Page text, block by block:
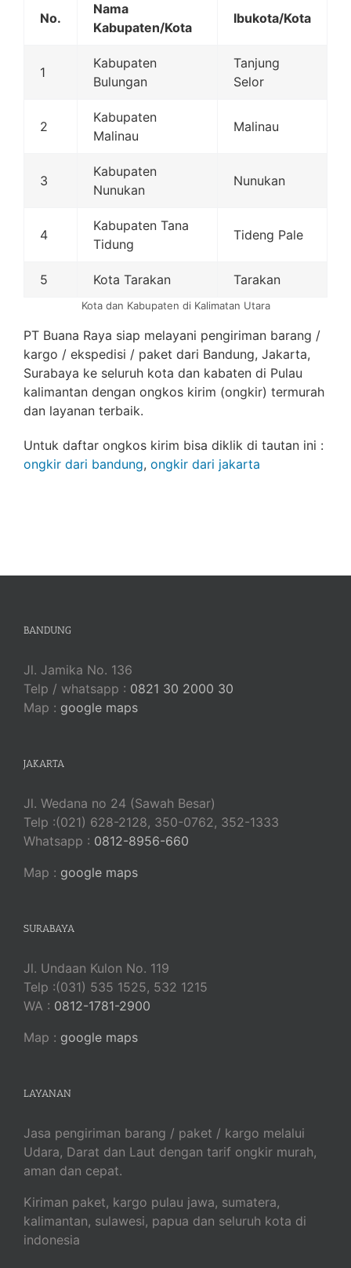
No.
Nama
Kabupaten/Kota
Ibukota/Kota
1
Kabupaten
Bulungan
Tanjung
Selor
2
Kabupaten
Malinau
Malinau
3
Kabupaten
Nunukan
Nunukan
4
Kabupaten Tana
Tidung
Tideng Pale
5 Kota Tarakan Tarakan
Kota dan Kabupaten di Kalimatan Utara
PT Buana Raya siap melayani pengiriman barang /
kargo / ekspedisi / paket dari Bandung, Jakarta,
Surabaya ke seluruh kota dan kabaten di Pulau
kalimantan dengan ongkos kirim (ongkir) termurah
dan layanan terbaik.
Untuk daftar ongkos kirim bisa diklik di tautan ini :
ongkir dari bandung, ongkir dari jakarta
BANDUNG
Jl. Jamika No. 136
Telp / whatsapp : 0821 30 2000 30
Map : google maps
JAKARTA
Jl. Wedana no 24 (Sawah Besar)
Telp :(021) 628-2128, 350-0762, 352-1333
Whatsapp : 0812-8956-660
Map : google maps
SURABAYA
Jl. Undaan Kulon No. 119
Telp :(031) 535 1525, 532 1215
WA : 0812-1781-2900
Map : google maps
LAYANAN
Jasa pengiriman barang / paket / kargo melalui
Udara, Darat dan Laut dengan tarif ongkir murah,
aman dan cepat.
Kiriman paket, kargo pulau jawa, sumatera,
kalimantan, sulawesi, papua dan seluruh kota di
indonesia